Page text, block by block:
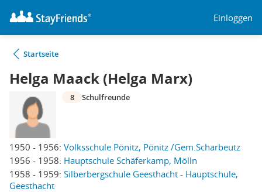
Einloggen
Startseite
Helga Maack (Helga Marx)
1950 - 1956: Volksschule Pönitz, Pönitz /Gem.Scharbeutz
1956 - 1958: Hauptschule Schäferkamp, Mölln
1958 - 1959: Silberbergschule Geesthacht - Hauptschule,
Geesthacht
8 Schulfreunde